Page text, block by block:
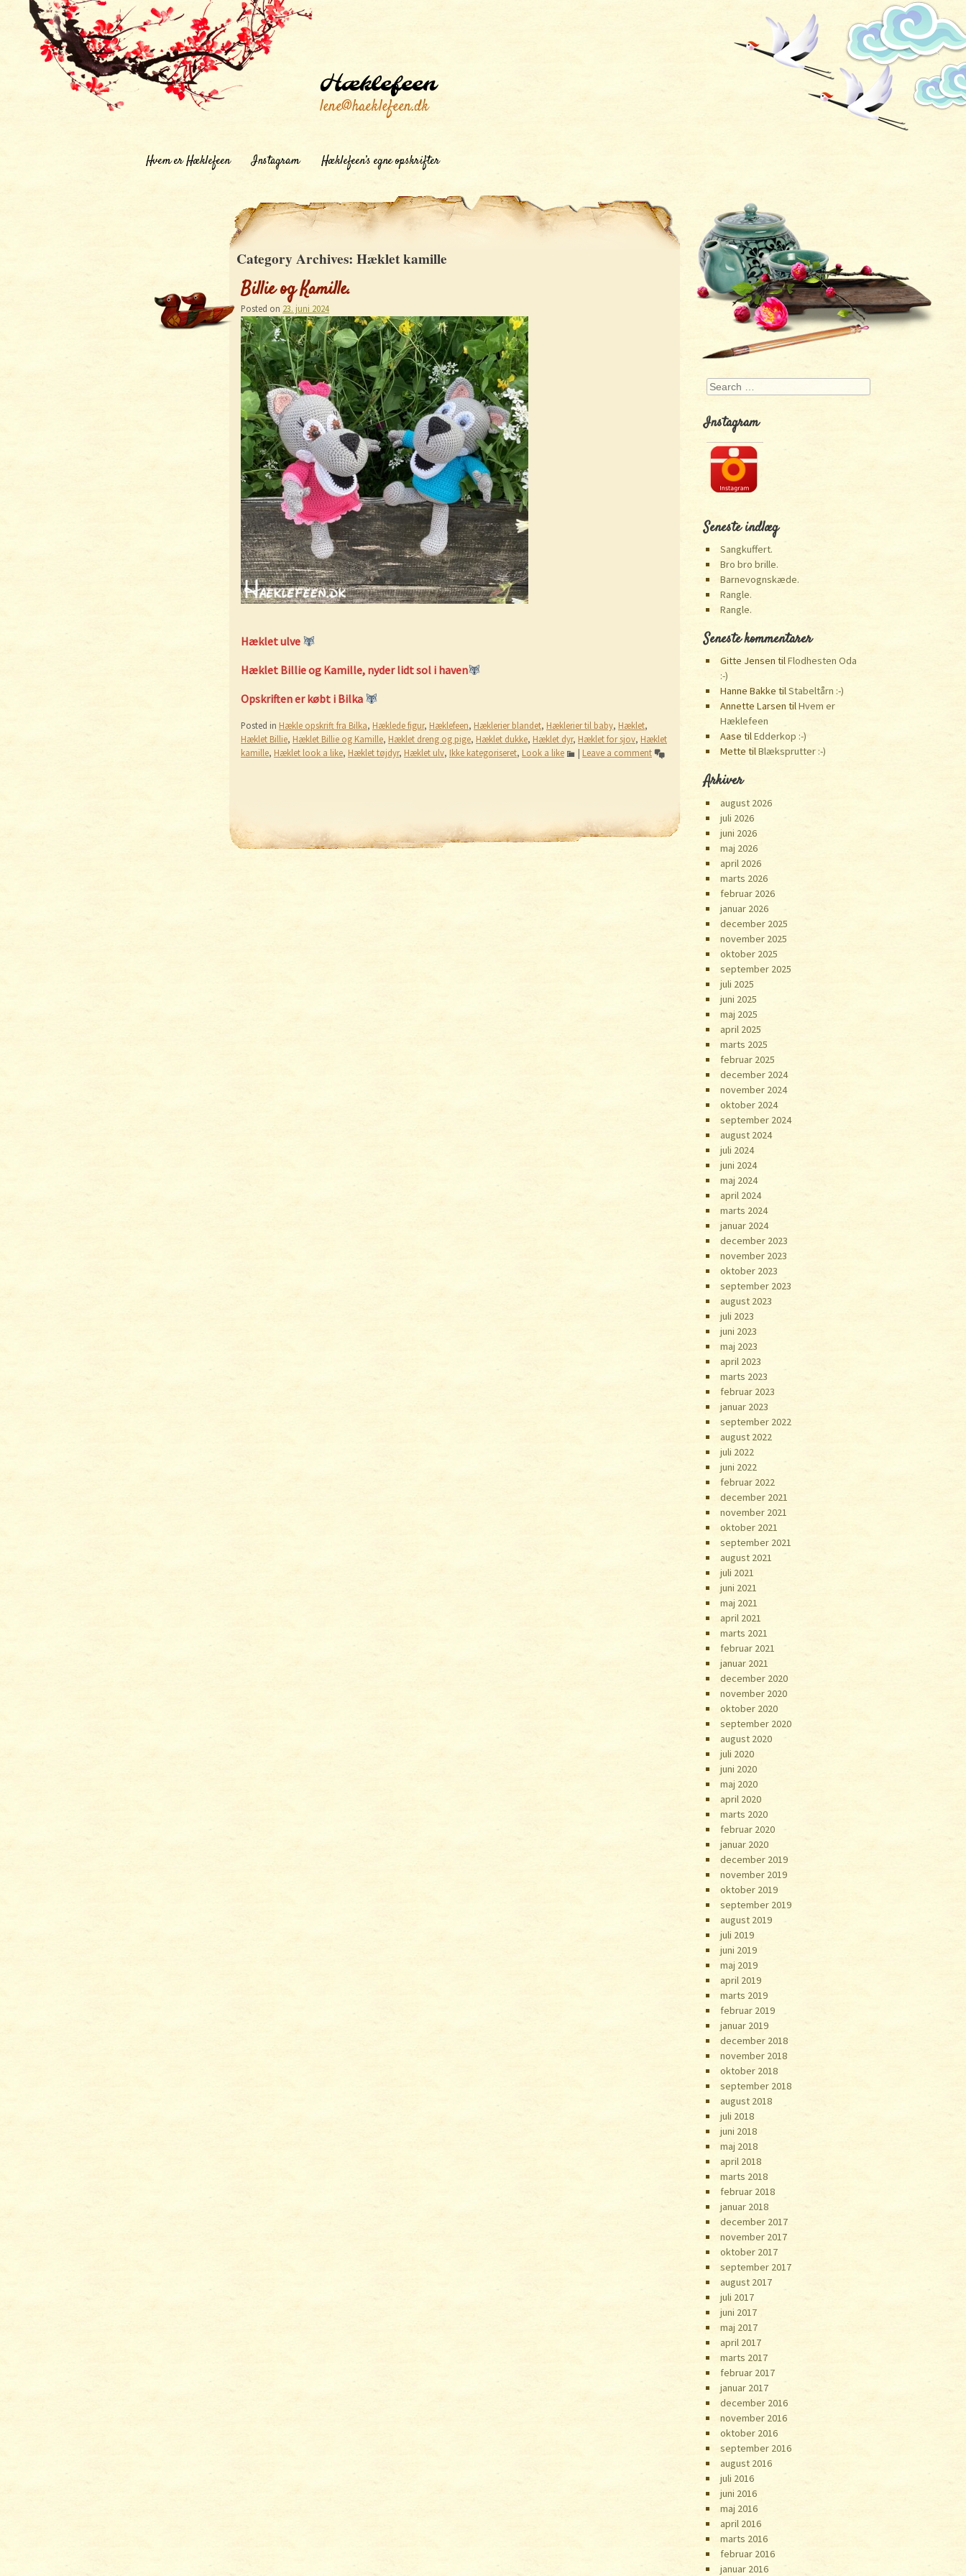
Hæklefeen
lene@haeklefeen.dk
Hvem er Hæklefeen Instagram Hæklefeen’s egne opskrifter
Category Archives: Hæklet kamille
Billie og Kamille.
Posted on 23. juni 2024
Hæklet ulve
Hæklet Billie og Kamille, nyder lidt sol i haven
Opskriften er købt i Bilka
Posted in Hækle opskrift fra Bilka, Hæklede figur, Hæklefeen, Hæklerier blandet, Hæklerier til baby, Hæklet,
Hæklet Billie, Hæklet Billie og Kamille, Hæklet dreng og pige, Hæklet dukke, Hæklet dyr, Hæklet for sjov, Hæklet
kamille, Hæklet look a like, Hæklet tøjdyr, Hæklet ulv, Ikke kategoriseret, Look a like | Leave a comment
Post navigation
Search
Instagram
Seneste indlæg
Sangkuffert.
Bro bro brille.
Barnevognskæde.
Rangle.
Rangle.
Seneste kommentarer
Gitte Jensen tilFlodhesten Oda
:-)
Hanne Bakke tilStabeltårn :-)
Annette Larsen tilHvem er
Hæklefeen
Aase tilEdderkop :-)
Mette tilBlæksprutter :-)
Arkiver
august 2026
juli 2026
juni 2026
maj 2026
april 2026
marts 2026
februar 2026
januar 2026
december 2025
november 2025
oktober 2025
september 2025
juli 2025
juni 2025
maj 2025
april 2025
marts 2025
februar 2025
december 2024
november 2024
oktober 2024
september 2024
august 2024
juli 2024
juni 2024
maj 2024
april 2024
marts 2024
januar 2024
december 2023
november 2023
oktober 2023
september 2023
august 2023
juli 2023
juni 2023
maj 2023
april 2023
marts 2023
februar 2023
januar 2023
september 2022
august 2022
juli 2022
juni 2022
februar 2022
december 2021
november 2021
oktober 2021
september 2021
august 2021
juli 2021
juni 2021
maj 2021
april 2021
marts 2021
februar 2021
januar 2021
december 2020
november 2020
oktober 2020
september 2020
august 2020
juli 2020
juni 2020
maj 2020
april 2020
marts 2020
februar 2020
januar 2020
december 2019
november 2019
oktober 2019
september 2019
august 2019
juli 2019
juni 2019
maj 2019
april 2019
marts 2019
februar 2019
januar 2019
december 2018
november 2018
oktober 2018
september 2018
august 2018
juli 2018
juni 2018
maj 2018
april 2018
marts 2018
februar 2018
januar 2018
december 2017
november 2017
oktober 2017
september 2017
august 2017
juli 2017
juni 2017
maj 2017
april 2017
marts 2017
februar 2017
januar 2017
december 2016
november 2016
oktober 2016
september 2016
august 2016
juli 2016
juni 2016
maj 2016
april 2016
marts 2016
februar 2016
januar 2016